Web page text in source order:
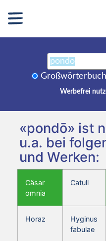
Großwörterbuch
Werbefrei
«pondō» ist
u.a. bei
und Werken:
Cäsar
omnia
Catull
Horaz
Hyginus
fabulae